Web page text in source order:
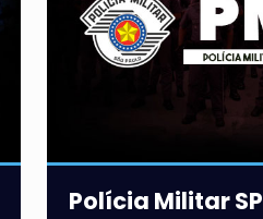
Polícia Militar SP